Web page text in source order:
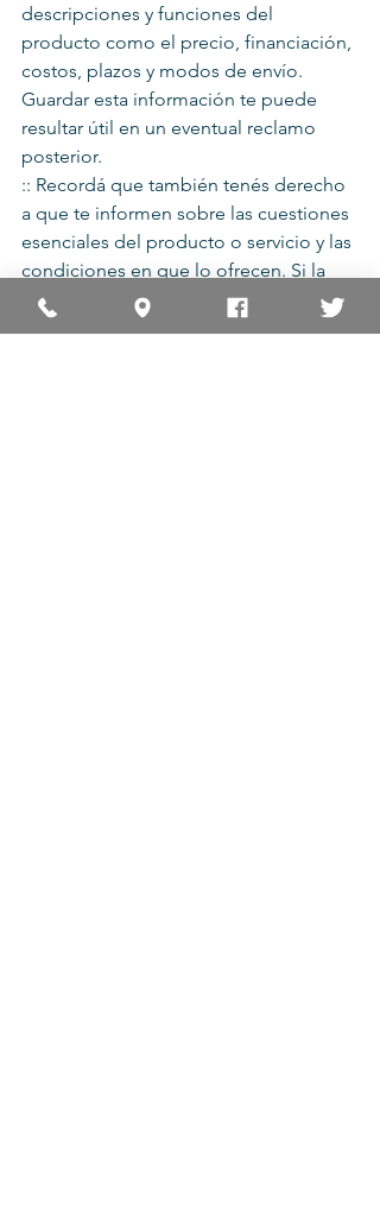
descripciones y funciones del
producto como el precio, financiación,
costos, plazos y modos de envío.
Guardar esta información te puede
resultar útil en un eventual reclamo
posterior.
:: Recordá que también tenés derecho
a que te informen sobre las cuestiones
esenciales del producto o servicio y las
condiciones en que lo ofrecen. Si la
información no es clara o suficiente